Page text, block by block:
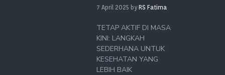
7 April 2025 by RS Fatima
TETAP AKTIF DI MASA
KINI: LANGKAH
SEDERHANA UNTUK
KESEHATAN YANG
LEBIH BAIK